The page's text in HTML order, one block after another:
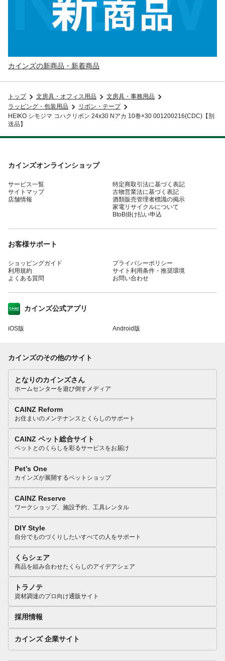
カインズの新商品・新着商品
トップ 文房具・オフィス用品
文房具・事務用品
ラッピング・包装用品
リボン・テープ
HEIKO シモジマ コハクリボン 24x30 Nアカ 10巻×30 001200216(CDC)【別
送品】
カインズオンラインショップ
サービス一覧
サイトマップ
店舗情報
特定商取引法に基づく表記
古物営業法に基づく表記
酒類販売管理者標識の掲示
家電リサイクルについて
BtoB掛け払い申込
お客様サポート
ショッピングガイド
利用規約
よくある質問
プライバシーポリシー
サイト利用条件・推奨環境
お問い合わせ
カインズ公式アプリ
iOS版 Android版
カインズのその他のサイト
となりのカインズさん
ホームセンターを遊び倒すメディア
CAINZ Reform
お住まいのメンテナンスとくらしのサポート
CAINZ ペット総合サイト
ペットとのくらしを彩るサービスをお届け
Pet’s One
カインズが展開するペットショップ
CAINZ Reserve
ワークショップ、施設予約、工具レンタル
DIY Style
自分でものづくりしたいすべての人をサポート
くらシェア
商品を組み合わせたくらしのアイデアシェア
トラノテ
資材調達のプロ向け通販サイト
採用情報
カインズ 企業サイト